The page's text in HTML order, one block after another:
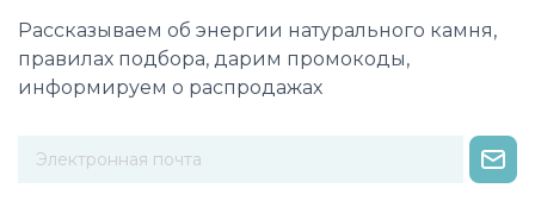
Рассказываем об энергии натурального камня,
правилах подбора, дарим промокоды,
информируем о распродажах